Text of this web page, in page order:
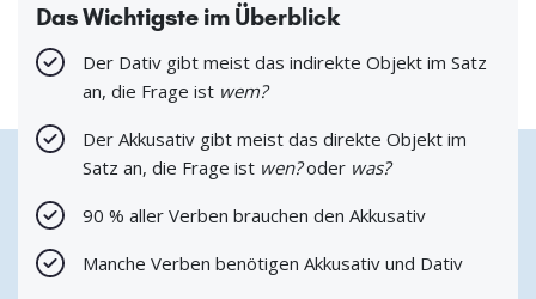
Das Wichtigste im Überblick
Der Dativ gibt meist das indirekte Objekt im Satz
an, die Frage ist wem?
Der Akkusativ gibt meist das direkte Objekt im
Satz an, die Frage ist wen?oder was?
90 % aller Verben brauchen den Akkusativ
Manche Verben benötigen Akkusativ und Dativ